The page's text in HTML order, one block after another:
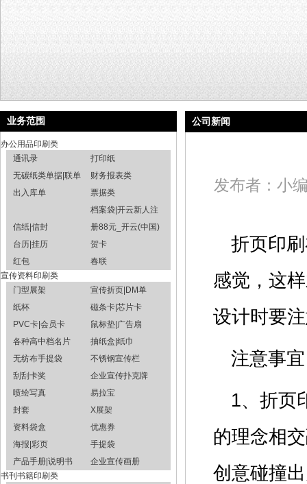
业务范围
办公用品印刷类
通讯录
打印纸
无碳纸类单据|联单
财务报表类
出入库单
票据类
信纸|信封
档案袋|开云新人注
册88元_开云(中国)
台历|挂历
贺卡
红包
春联
宣传资料印刷类
门型展架
宣传折页|DM单
纸杯
磁条卡|芯片卡
PVC卡|会员卡
鼠标垫|广告扇
各种高中档名片
抽纸盒|纸巾
无纺布手提袋
不锈钢宣传栏
刮刮卡奖
企业宣传扑克牌
喷绘写真
易拉宝
封套
X展架
资料袋盒
优惠券
海报|彩页
手提袋
产品手册|说明书
企业宣传画册
书刊书籍印刷类
公司新闻
发布者：小
折页印
感觉，这
设计时要
注意事
1、折页
的理念相
创意碰撞